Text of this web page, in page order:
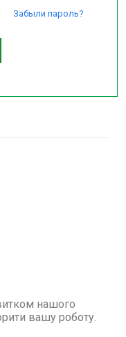
Забыли пароль?
нашого
вашу роботу.